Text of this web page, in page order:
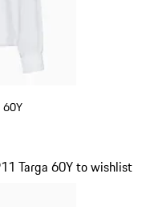
60Y
Targa 60Y to wishlist